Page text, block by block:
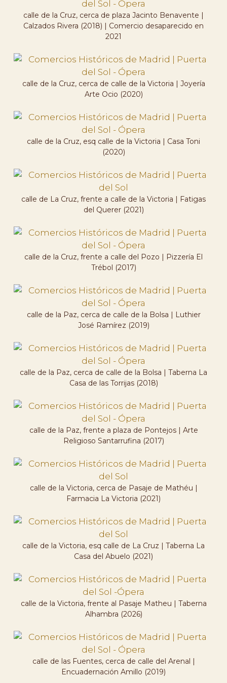
calle de la Cruz, cerca de plaza Jacinto Benavente |
Calzados Rivera (2018) | Comercio desaparecido en
2021
calle de la Cruz, cerca de calle de la Victoria | Joyería
Arte Ocio (2020)
calle de la Cruz, esq calle de la Victoria | Casa Toni
(2020)
calle de La Cruz, frente a calle de la Victoria | Fatigas
del Querer (2021)
calle de la Cruz, frente a calle del Pozo | Pizzería El
Trébol (2017)
calle de la Paz, cerca de calle de la Bolsa | Luthier
José Ramírez (2019)
calle de la Paz, cerca de calle de la Bolsa | Taberna La
Casa de las Torrijas (2018)
calle de la Paz, frente a plaza de Pontejos | Arte
Religioso Santarrufina (2017)
calle de la Victoria, cerca de Pasaje de Mathéu |
Farmacia La Victoria (2021)
calle de la Victoria, esq calle de La Cruz | Taberna La
Casa del Abuelo (2021)
calle de la Victoria, frente al Pasaje Matheu | Taberna
Alhambra (2026)
calle de las Fuentes, cerca de calle del Arenal |
Encuadernación Amillo (2019)